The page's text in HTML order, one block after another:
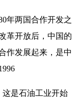
年两国合作开发之
革开放后，中国的
作发展起来，是中
这是石油工业开始